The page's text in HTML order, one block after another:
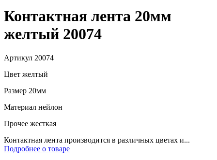
Контактная лента 20мм
желтый 20074
Артикул 20074
Цвет желтый
Размер 20мм
Материал нейлон
Прочее жесткая
Контактная лента производится в различных цветах и...
Подробнее о товаре